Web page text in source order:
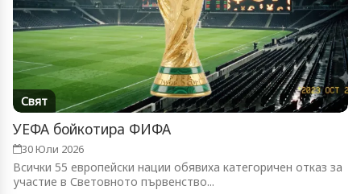
Свят
УЕФА бойкотира ФИФА
30 Юли 2026
Всички 55 европейски нации обявиха категоричен отказ за
участие в Световното първенство...